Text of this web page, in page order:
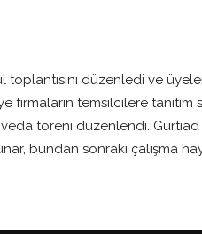
toplantısını düzenledi ve
firmaların temsilcilere
töreni düzenlendi.
bundan sonraki çalışma